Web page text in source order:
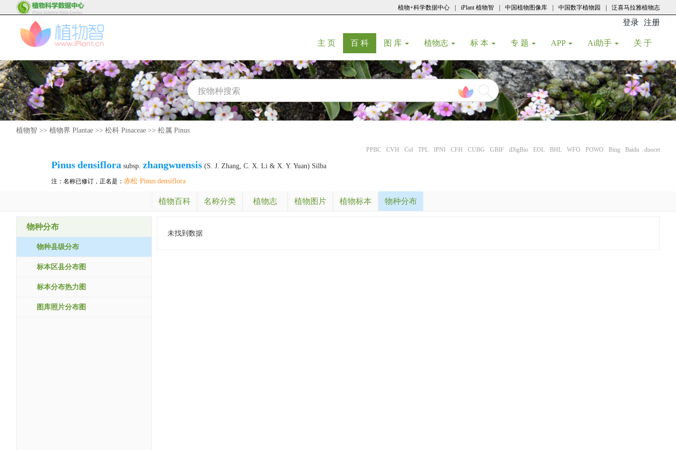
植物+科学数据中心 iPlant 植物智 中国植物图像库 中国数字植物园 泛喜马拉雅植物志
登录 注册
主 页(current)
百 科(current)
图 库 植物志 标 本 专 题 APP Ai助手 关 于
植物智 >> 植物界 Plantae >> 松科 Pinaceae >> 松属 Pinus
PPBC CVH Col TPL IPNI CFH CUBG GBIF iDigBio EOL BHL WFO POWO Bing Baidu duocet
Pinusdensiflora subsp. zhangwuensis (S. J. Zhang, C. X. Li & X. Y. Yuan) Silba
注：名称已修订，正名是： 赤松 Pinus densiflora
植物百科 名称分类 植物志 植物图片 植物标本 物种分布
物种分布
物种县级分布
标本区县分布图
标本分布热力图
图库照片分布图
未找到数据